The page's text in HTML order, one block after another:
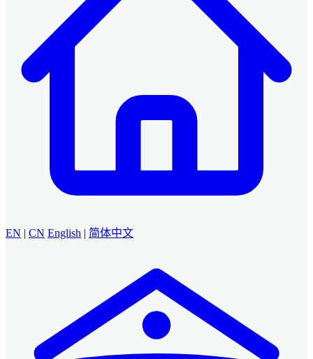
EN | CN English | 简体中文